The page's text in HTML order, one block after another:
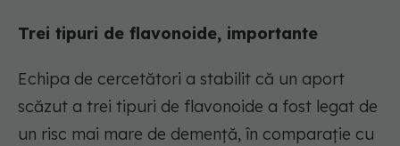
Trei tipuri de flavonoide, importante
Echipa de cercetători a stabilit că un aport
scăzut a trei tipuri de flavonoide a fost legat de
un risc mai mare de demență, în comparație cu